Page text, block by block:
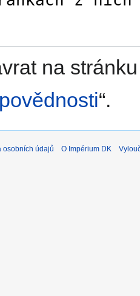
na stránku
“.
osobních údajů O Impérium DK